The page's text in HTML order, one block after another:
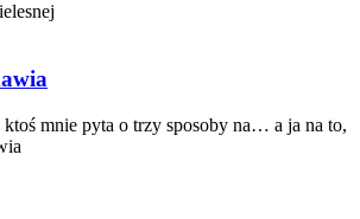
ktoś mnie pyta o trzy sposoby na… a ja na to,